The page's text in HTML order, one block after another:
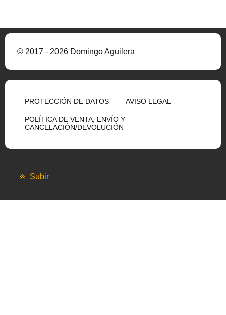
© 2017 - 2026 Domingo Aguilera
PROTECCIÓN DE DATOS AVISO LEGAL
POLÍTICA DE VENTA, ENVÍO Y
CANCELACIÓN/DEVOLUCIÓN
Subir